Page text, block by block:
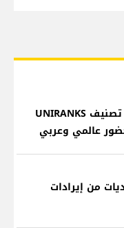
الجامعات اللبنانية في تصنيف UNIRANKS
من إيرادات